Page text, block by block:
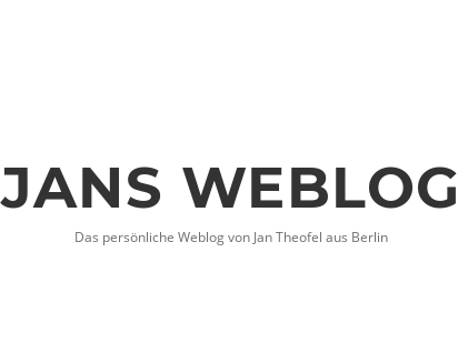
JANS WEBLOG
Das persönliche Weblog von Jan Theofel aus Berlin